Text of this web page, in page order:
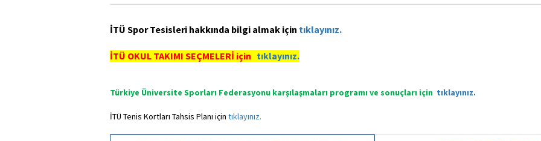
İTÜ Spor Tesisleri hakkında bilgi almak için tıklayınız.
İTÜ OKUL TAKIMI SEÇMELERİ için tıklayınız.
Türkiye Üniversite Sporları Federasyonu karşılaşmaları programı ve sonuçları için tıklayınız.
İTÜ Tenis Kortları Tahsis Planı için tıklayınız.